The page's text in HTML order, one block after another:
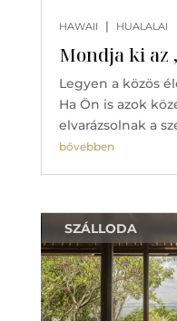
Mondja ki az
HAWAII | HUALALAI
Legyen a közös
Ha Ön is azok
elvarázsolnak a
bővebben
SZÁLLODA